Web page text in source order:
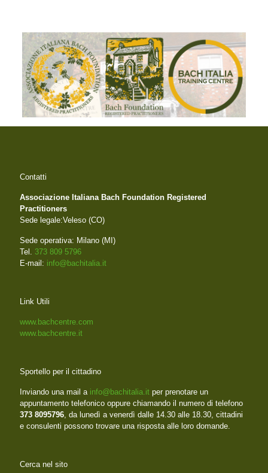
Contatti
Associazione Italiana Bach Foundation Registered
Practitioners
Sede legale:Veleso (CO)
Sede operativa: Milano (MI)
Tel. 373 809 5796
E-mail: info@bachitalia.it
Link Utili
www.bachcentre.com
www.bachcentre.it
Sportello per il cittadino
Inviando una mail a info@bachitalia.it per prenotare un
appuntamento telefonico oppure chiamando il numero di telefono
373 8095796, da lunedì a venerdì dalle 14.30 alle 18.30, cittadini
e consulenti possono trovare una risposta alle loro domande.
Cerca nel sito